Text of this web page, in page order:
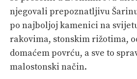
njegovali prepoznatljivu
po najboljoj kamenici na
rakovima, stonskim rižotima,
domaćem povrću, a sve to
malostonski način.